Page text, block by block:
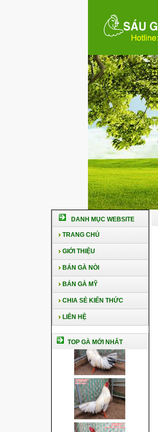
DANH MỤC WEBSITE
TRANG CHỦ
GIỚI THIỆU
BÁN GÀ NÒI
BÁN GÀ MỸ
CHIA SẺ KIẾN THỨC
LIÊN HỆ
TOP GÀ MỚI NHẤT